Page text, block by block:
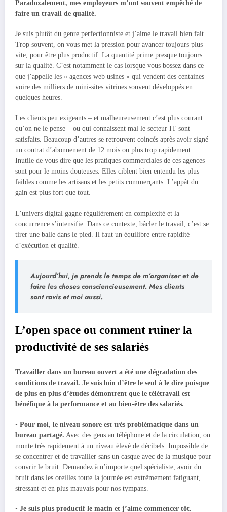
Paradoxalement, mes employeurs m’ont souvent empêché de
faire un travail de qualité.
Je suis plutôt du genre perfectionniste et j’aime le travail bien fait.
Trop souvent, on vous met la pression pour avancer toujours plus
vite, pour être plus productif. La quantité prime presque toujours
sur la qualité. C’est notamment le cas lorsque vous bossez dans ce
que j’appelle les « agences web usines » qui vendent des centaines
voire des milliers de mini-sites vitrines souvent développés en
quelques heures.
Les clients peu exigeants – et malheureusement c’est plus courant
qu’on ne le pense – ou qui connaissent mal le secteur IT sont
satisfaits. Beaucoup d’autres se retrouvent coincés après avoir signé
un contrat d’abonnement de 12 mois ou plus trop rapidement.
Inutile de vous dire que les pratiques commerciales de ces agences
sont pour le moins douteuses. Elles ciblent bien entendu les plus
faibles comme les artisans et les petits commerçants. L’appât du
gain est plus fort que tout.
L’univers digital gagne régulièrement en complexité et la
concurrence s’intensifie. Dans ce contexte, bâcler le travail, c’est se
tirer une balle dans le pied. Il faut un équilibre entre rapidité
d’exécution et qualité.
Aujourd’hui, je prends le temps de m’organiser et de
faire les choses consciencieusement. Mes clients
sont ravis et moi aussi.
L’open space ou comment ruiner la
productivité de ses salariés
Travailler dans un bureau ouvert a été une dégradation des
conditions de travail. Je suis loin d’être le seul à le dire puisque
de plus en plus d’études démontrent que le télétravail est
bénéfique à la performance et au bien-être des salariés.
• Pour moi, le niveau sonore est très problématique dans un
bureau partagé. Avec des gens au téléphone et de la circulation, on
monte très rapidement à un niveau élevé de décibels. Impossible de
se concentrer et de travailler sans un casque avec de la musique pour
couvrir le bruit. Demandez à n’importe quel spécialiste, avoir du
bruit dans les oreilles toute la journée est extrêmement fatiguant,
stressant et en plus mauvais pour nos tympans.
• Je suis plus productif le matin et j’aime commencer tôt.